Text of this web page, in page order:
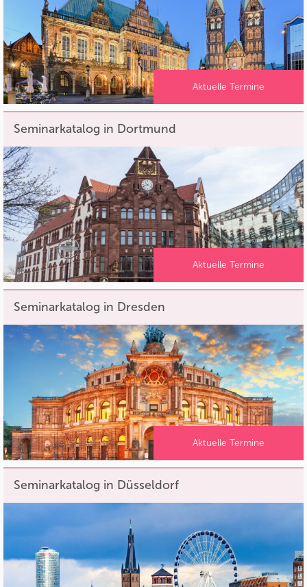
Aktuelle Termine
Seminarkatalog in Dortmund
Aktuelle Termine
Seminarkatalog in Dresden
Aktuelle Termine
Seminarkatalog in Düsseldorf